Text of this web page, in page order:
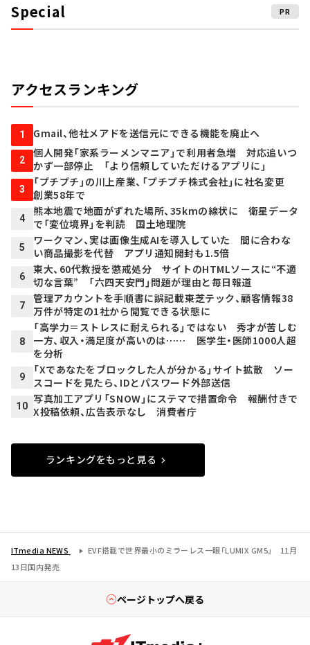
Special PR
アクセスランキング
1 Gmail、他社メアドを送信元にできる機能を廃止へ
2
個人開発「家系ラーメンマニア」で利用者急増 対応追いつ
かず一部停止 「より信頼していただけるアプリに」
3
「プチプチ」の川上産業、「プチプチ株式会社」に社名変更
創業58年で
4
熊本地震で地面がずれた場所、35kmの線状に 衛星データ
で「変位境界」を判読 国土地理院
5
ワークマン、実は画像生成AIを導入していた 間に合わな
い商品撮影を代替 アプリ通知開封も1.5倍
6
東大、60代教授を懲戒処分 サイトのHTMLソースに“不適
切な言葉” 「六四天安門」問題が理由と毎日報道
7
管理アカウントを手順書に誤記載――東芝テック、顧客情報38
万件が特定の1社から閲覧できる状態に
8
「高学力＝ストレスに耐えられる」ではない 秀才が苦しむ
一方、収入・満足度が高いのは…… 医学生・医師1000人超
を分析
9
「Xであなたをブロックした人が分かる」サイト拡散 ソー
スコードを見たら、IDとパスワード外部送信
10
写真加工アプリ「SNOW」にステマで措置命令 報酬付きで
X投稿依頼、広告表示なし 消費者庁
ランキングをもっと見る
ITmedia NEWS
EVF搭載で世界最小のミラーレス一眼「LUMIX GM5」 11月
13日国内発売
ページトップへ戻る